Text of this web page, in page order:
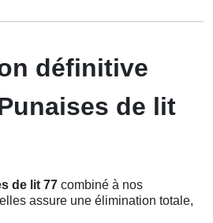
définitive
de lit
de lit 77 combiné à nos
assure une élimination totale,